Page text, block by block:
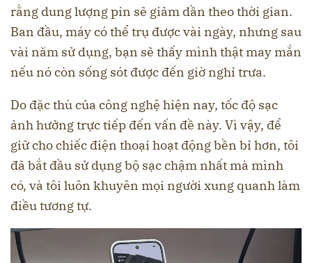
rằng dung lượng pin sẽ giảm dần theo thời gian.
Ban đầu, máy có thể trụ được vài ngày, nhưng sau
vài năm sử dụng, bạn sẽ thấy mình thật may mắn
nếu nó còn sống sót được đến giờ nghỉ trưa.
Do đặc thù của công nghệ hiện nay, tốc độ sạc
ảnh hưởng trực tiếp đến vấn đề này. Vì vậy, để
giữ cho chiếc điện thoại hoạt động bền bỉ hơn, tôi
đã bắt đầu sử dụng bộ sạc chậm nhất mà mình
có, và tôi luôn khuyên mọi người xung quanh làm
điều tương tự.